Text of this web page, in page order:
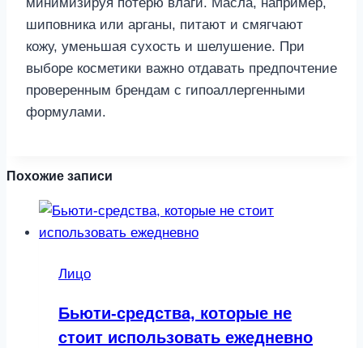
Похожие записи
Лицо
Бьюти-средства, которые не
стоит использовать ежедневно